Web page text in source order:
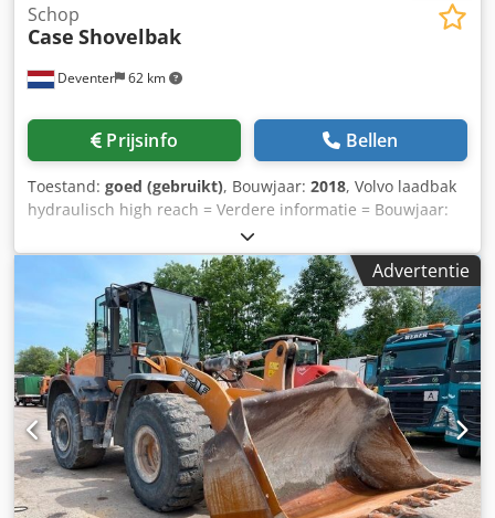
Deventer 62 km
Schop
Case Shovelbak
Prijsinfo Bellen
Toestand: goed (gebruikt), Bouwjaar: 2018, Volvo laadbak
hydraulisch high reach = Verdere informatie = Bouwjaar:
2018 Toepasselijk voor: Bouwmachines Snelwisselsysteem:
Ja Dsdpfowwtg Ssx Appeck Technische staat: goed
Optische staat: goed Neem contact op met Gerrit
Haverhoek voor meer informatie.
Advertentie